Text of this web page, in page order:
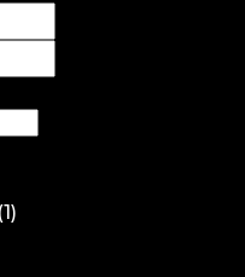
(1)